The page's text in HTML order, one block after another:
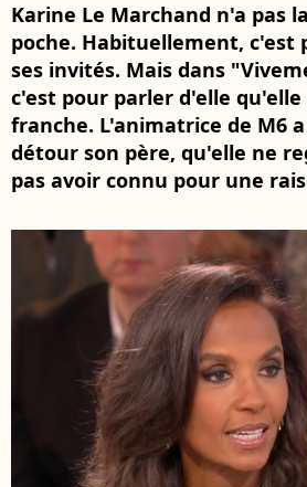
Karine Le Marchand n'a pas
poche. Habituellement, c'est
ses invités. Mais dans
c'est pour parler d'elle
franche. L'animatrice de M6
détour son père, qu'elle ne
pas avoir connu pour une